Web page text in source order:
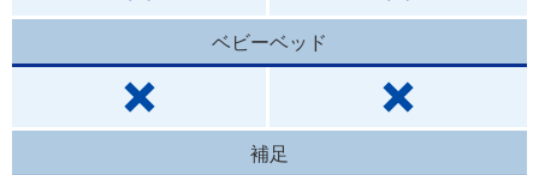
ベビーベッド
補足